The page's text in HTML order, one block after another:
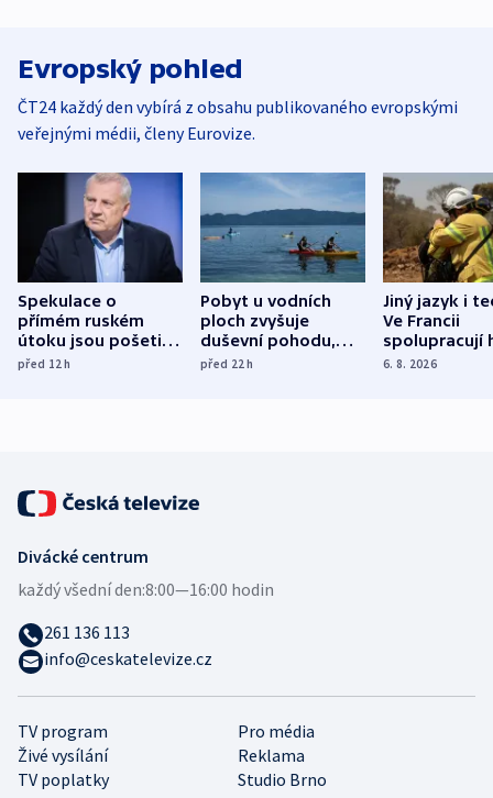
Evropský pohled
ČT24 každý den vybírá z obsahu publikovaného evropskými
veřejnými médii, členy Eurovize.
Spekulace o
přímém ruském
útoku jsou pošetilé,
míní estonský
před 12h
Pobyt u vodních
ploch zvyšuje
duševní pohodu,
ukázala
před 22h
Jiný jazyk i
Ve Francii
spolupracují
různých zemí
6. 8. 2026
TV program
Pro média
Živé vysílání
Reklama
TV poplatky
Studio Brno
Divácké centrum
každý všední den:8:00—16:00 hodin
261 136 113
info@ceskatelevize.cz